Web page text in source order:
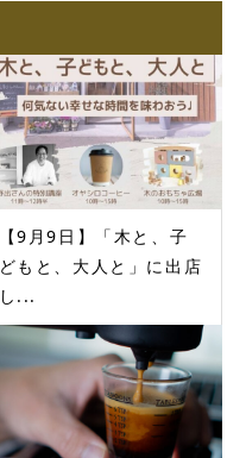
【9月9日】「木と、子
どもと、大人と」に出店
し...